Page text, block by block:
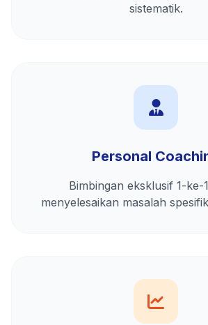
sistematik.
Personal
Bimbingan eksklusif 1-ke-
menyelesaikan masalah